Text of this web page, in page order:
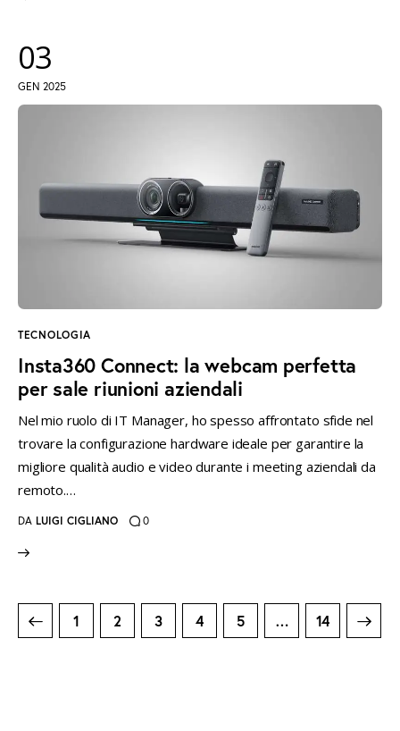
03
GEN 2025
TECNOLOGIA
Insta360 Connect: la webcam perfetta
per sale riunioni aziendali
Nel mio ruolo di IT Manager, ho spesso affrontato sfide nel
trovare la configurazione hardware ideale per garantire la
migliore qualità audio e video durante i meeting aziendali da
remoto.…
DA LUIGI CIGLIANO 0
Paginazione
degli PAGE
1 PAGE
2 PAGE
3 PAGE
4 PAGE
5 … PAGE
14
>